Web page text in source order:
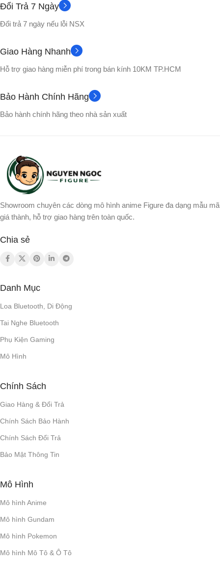
CHẤT LIỆU
Nhựa PVC cao cấp
VỎ HỘP No box
Broly ,Gogeta ,Songoku ,
Đổi Trả 7 Ngày
Đổi trả 7 ngày nếu lỗi NSX
Giao Hàng Nhanh
Hỗ trợ giao hàng miễn phí trong bán kính 10KM TP.HCM
Bảo Hành Chính Hãng
Bảo hành chính hãng theo nhà sản xuất
Showroom chuyên các dòng mô hình anime Figure đa dạng mẫu mã
giá thành, hỗ trợ giao hàng trên toàn quốc.
Chia sẻ
Danh Mục
Loa Bluetooth, Di Động
Tai Nghe Bluetooth
Phụ Kiện Gaming
Mô Hình
Chính Sách
Giao Hàng & Đổi Trả
Chính Sách Bảo Hành
Chính Sách Đổi Trả
Bảo Mật Thông Tin
Mô Hình
Mô hình Anime
Mô hình Gundam
Mô hình Pokemon
Mô hình Mô Tô & Ô Tô